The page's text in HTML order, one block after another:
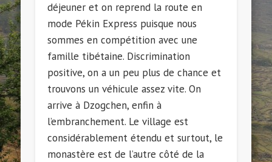
déjeuner et on reprend la route en
mode Pékin Express puisque nous
sommes en compétition avec une
famille tibétaine. Discrimination
positive, on a un peu plus de chance et
trouvons un véhicule assez vite. On
arrive à Dzogchen, enfin à
l’embranchement. Le village est
considérablement étendu et surtout, le
monastère est de l’autre côté de la